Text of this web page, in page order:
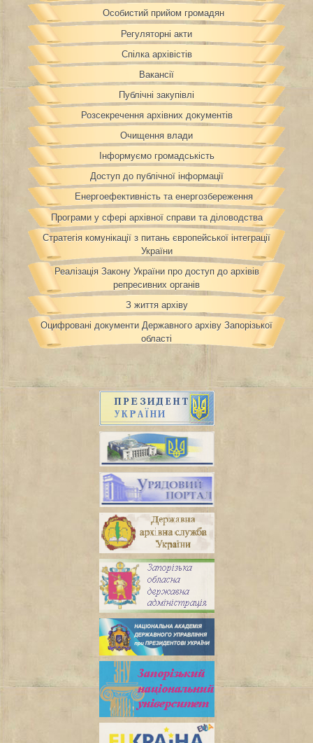
Особистий прийом громадян
Регуляторні акти
Спілка архівістів
Вакансії
Публічні закупівлі
Розсекречення архівних документів
Очищення влади
Інформуємо громадськість
Доступ до публічної інформації
Енергоефективність та енергозбереження
Програми у сфері архівної справи та діловодства
Стратегія комунікації з питань європейської інтеграції
України
Реалізація Закону України про доступ до архівів
репресивних органів
З життя архіву
Оцифровані документи Державного архіву Запорізької
області